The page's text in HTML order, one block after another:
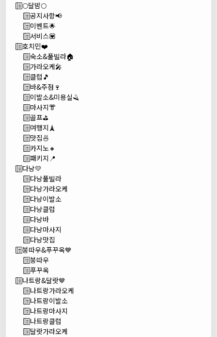
🌕달밤🌕
공지사항📢
이벤트🌟
서비스💟
호치민❤️
숙소&풀빌라🏠
가라오케🎤
클럽🎵
바&주점🍷
이발소&미용실🪒
마사지👘
골프⛳
여행지🗼
맛집🍜
카지노🔸
패키지📍
다낭💛
다낭풀빌라
다낭가라오케
다낭이발소
다낭클럽
다낭바
다낭마사지
다낭맛집
붕따우&푸꾸옥💙
붕따우
푸꾸옥
나트랑&달랏🤎
나트랑가라오케
나트랑이발소
나트랑마사지
나트랑클럽
달랏가라오케